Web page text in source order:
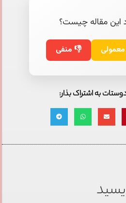
این مقاله چیست؟
👎 منفی
به اشتراک بذار: